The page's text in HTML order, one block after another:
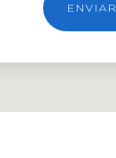
ENVIAR